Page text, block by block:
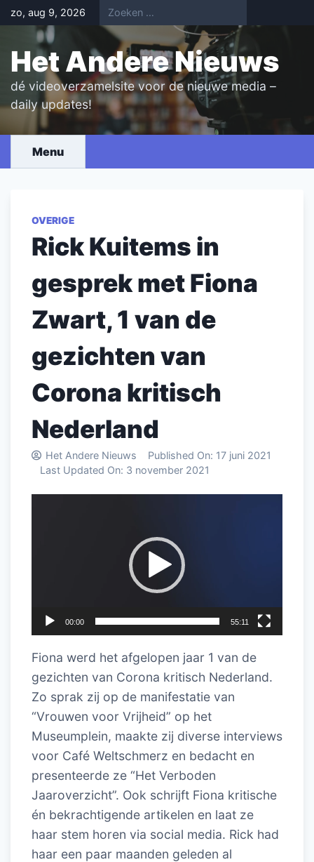
Skip
to
content
zo, aug 9, 2026
Het Andere Nieuws
dé videoverzamelsite voor de nieuwe media –
daily updates!
Menu
OVERIGE
Rick Kuitems in
gesprek met Fiona
Zwart, 1 van de
gezichten van
Corona kritisch
Nederland
Het Andere Nieuws Published On: 17 juni 2021
Last Updated On: 3 november 2021
00:00 55:11
Fiona werd het afgelopen jaar 1 van de
gezichten van Corona kritisch Nederland.
Zo sprak zij op de manifestatie van
“Vrouwen voor Vrijheid” op het
Museumplein, maakte zij diverse interviews
voor Café Weltschmerz en bedacht en
presenteerde ze “Het Verboden
Jaaroverzicht”. Ook schrijft Fiona kritische
én bekrachtigende artikelen en laat ze
haar stem horen via social media. Rick had
haar een paar maanden geleden al